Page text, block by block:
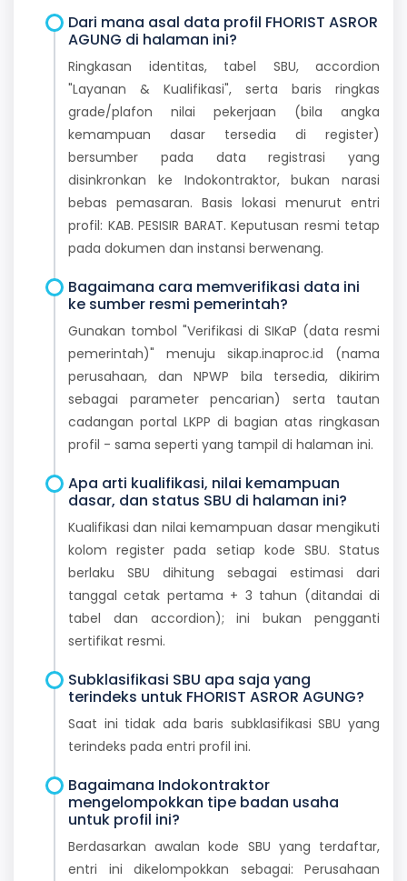
Dari mana asal data profil FHORIST ASROR
AGUNG di halaman ini?
Ringkasan identitas, tabel SBU, accordion
"Layanan & Kualifikasi", serta baris ringkas
grade/plafon nilai pekerjaan (bila angka
kemampuan dasar tersedia di register)
bersumber pada data registrasi yang
disinkronkan ke Indokontraktor, bukan narasi
bebas pemasaran. Basis lokasi menurut entri
profil: KAB. PESISIR BARAT. Keputusan resmi tetap
pada dokumen dan instansi berwenang.
Bagaimana cara memverifikasi data ini
ke sumber resmi pemerintah?
Gunakan tombol "Verifikasi di SIKaP (data resmi
pemerintah)" menuju sikap.inaproc.id (nama
perusahaan, dan NPWP bila tersedia, dikirim
sebagai parameter pencarian) serta tautan
cadangan portal LKPP di bagian atas ringkasan
profil - sama seperti yang tampil di halaman ini.
Apa arti kualifikasi, nilai kemampuan
dasar, dan status SBU di halaman ini?
Kualifikasi dan nilai kemampuan dasar mengikuti
kolom register pada setiap kode SBU. Status
berlaku SBU dihitung sebagai estimasi dari
tanggal cetak pertama + 3 tahun (ditandai di
tabel dan accordion); ini bukan pengganti
sertifikat resmi.
Subklasifikasi SBU apa saja yang
terindeks untuk FHORIST ASROR AGUNG?
Saat ini tidak ada baris subklasifikasi SBU yang
terindeks pada entri profil ini.
Bagaimana Indokontraktor
mengelompokkan tipe badan usaha
untuk profil ini?
Berdasarkan awalan kode SBU yang terdaftar,
entri ini dikelompokkan sebagai: Perusahaan